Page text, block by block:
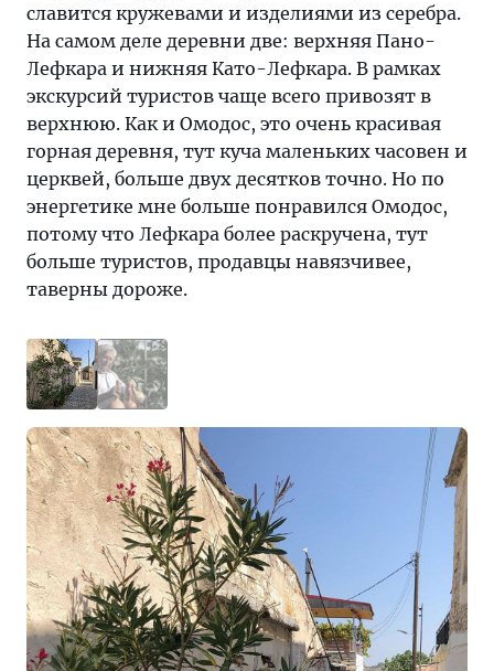
славится кружевами и изделиями из серебра.
На самом деле деревни две: верхняя Пано-
Лефкара и нижняя Като-Лефкара. В рамках
экскурсий туристов чаще всего привозят в
верхнюю. Как и Омодос, это очень красивая
горная деревня, тут куча маленьких часовен и
церквей, больше двух десятков точно. Но по
энергетике мне больше понравился Омодос,
потому что Лефкара более раскручена, тут
больше туристов, продавцы навязчивее,
таверны дороже.